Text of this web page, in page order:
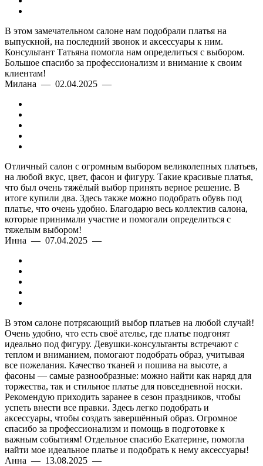
Материал
Подгонка
В этом замечательном салоне нам подобрали платья на
выпускной, на последний звонок и аксессуары к ним.
Консультант Татьяна помогла нам определиться с выбором.
Большое спасибо за профессионализм и внимание к своим
клиентам!
Милана — 02.04.2025 —
Отличный салон с огромным выбором великолепных платьев,
на любой вкус, цвет, фасон и фигуру. Такие красивые платья,
что был очень тяжёлый выбор принять верное решение. В
итоге купили два. Здесь также можно подобрать обувь под
платье, что очень удобно. Благодарю весь коллектив салона,
которые принимали участие и помогали определиться с
тяжелым выбором!
Инна — 07.04.2025 —
В этом салоне потрясающий выбор платьев на любой случай!
Очень удобно, что есть своё ателье, где платье подгонят
идеально под фигуру. Девушки-консультанты встречают с
теплом и вниманием, помогают подобрать образ, учитывая
все пожелания. Качество тканей и пошива на высоте, а
фасоны — самые разнообразные: можно найти как наряд для
торжества, так и стильное платье для повседневной носки.
Рекомендую приходить заранее в сезон праздников, чтобы
успеть внести все правки. Здесь легко подобрать и
аксессуары, чтобы создать завершённый образ. Огромное
спасибо за профессионализм и помощь в подготовке к
важным событиям! Отдельное спасибо Екатерине, помогла
найти мое идеальное платье и подобрать к нему аксессуары!
Анна — 13.08.2025 —